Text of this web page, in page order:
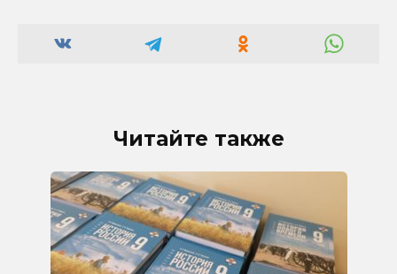
Читайте также